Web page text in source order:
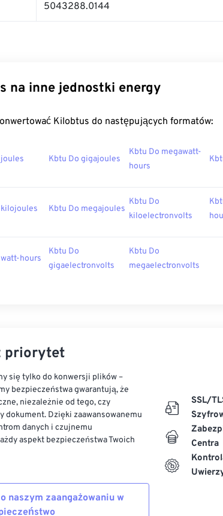
5043288.0144
na inne jednostki energy
Kilobtus do następujących formatów:
Kbtu Do gigajoules
Kbtu Do megawatt-
hours
Kbtu Do megajoules
Kbtu Do
kiloelectronvolts
hours
Kbtu Do
gigaelectronvolts
Kbtu Do
megaelectronvolts
priorytet
się tylko do konwersji plików –
bezpieczeństwa gwarantują, że
niezależnie od tego, czy
dokument. Dzięki zaawansowanemu
danych i czujnemu
aspekt bezpieczeństwa Twoich
naszym zaangażowaniu w
SSL/
Centra